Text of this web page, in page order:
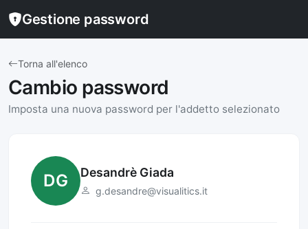
Gestione password
Torna all'elenco
Cambio password
Imposta una nuova password per l'addetto selezionato
DG Desandrè Giada
g.desandre@visualitics.it